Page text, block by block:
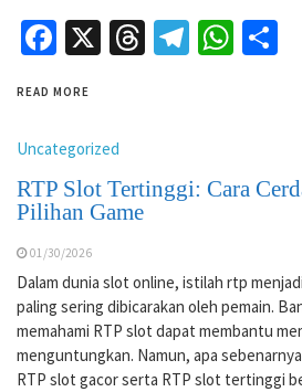
Facebook
X Threads
READ MORE
Uncategorized
RTP Slot Tertinggi: Cara
Pilihan Game
01/30/2026
Dalam dunia slot online, istilah rtp
paling sering dibicarakan oleh pemain.
memahami RTP slot dapat membantu
menguntungkan. Namun, apa
RTP slot gacor serta RTP slot tertinggi